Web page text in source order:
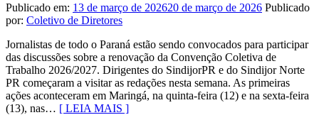
Publicado em: 13 de março de 202620 de março de 2026 Publicado
por: Coletivo de Diretores
Jornalistas de todo o Paraná estão sendo convocados para participar
das discussões sobre a renovação da Convenção Coletiva de
Trabalho 2026/2027. Dirigentes do SindijorPR e do Sindijor Norte
PR começaram a visitar as redações nesta semana. As primeiras
ações aconteceram em Maringá, na quinta-feira (12) e na sexta-feira
(13), nas… [ LEIA MAIS ]